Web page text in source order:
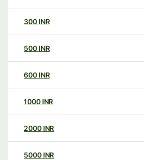
300 INR
500 INR
600 INR
1000 INR
2000 INR
5000 INR